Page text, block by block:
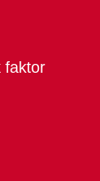
faktor